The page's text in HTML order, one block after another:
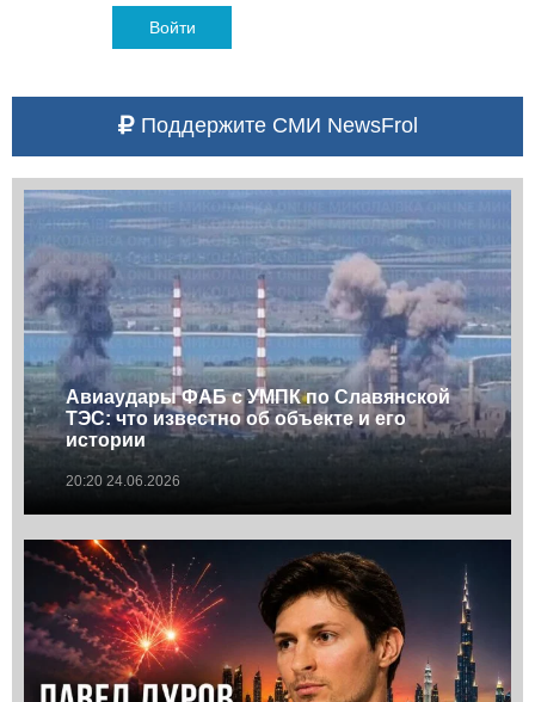
Войти
Поддержите СМИ NewsFrol
Авиаудары ФАБ с УМПК по Славянской
ТЭС: что известно об объекте и его
истории
20:20 24.06.2026